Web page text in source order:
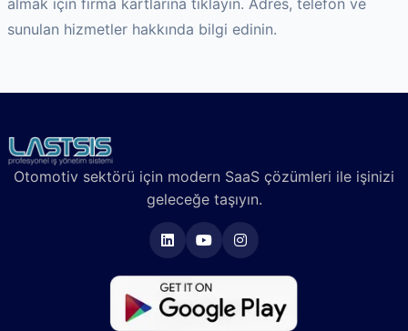
almak için firma kartlarına tıklayın. Adres, telefon ve
sunulan hizmetler hakkında bilgi edinin.
Otomotiv sektörü için modern SaaS çözümleri ile işinizi
geleceğe taşıyın.